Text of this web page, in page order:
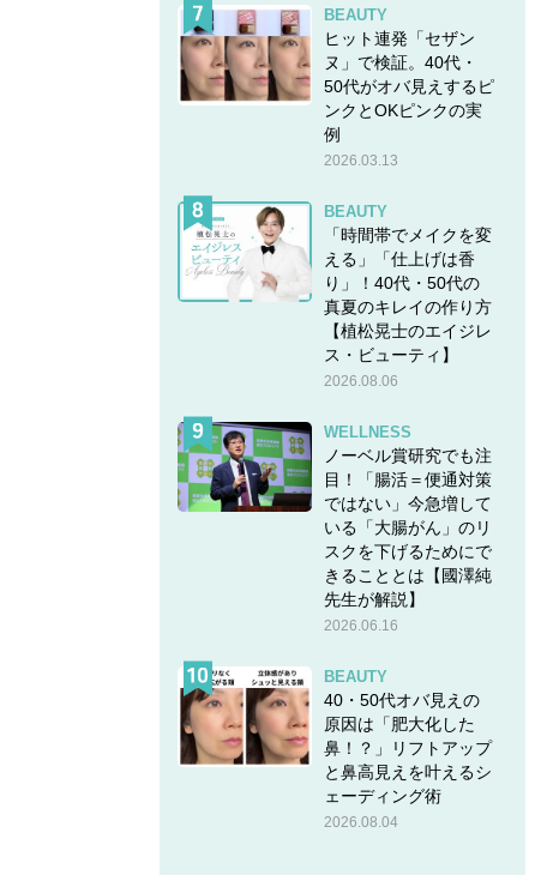
、マ
じ加
。
BEAUTY
ヒット連発「セザン
ヌ」で検証。40代・
50代がオバ見えするピ
ンクとOKピンクの実
例
2026.03.13
BEAUTY
「時間帯でメイクを変
える」「仕上げは香
り」！40代・50代の
真夏のキレイの作り方
【植松晃士のエイジレ
ス・ビューティ】
2026.08.06
WELLNESS
ノーベル賞研究でも注
目！「腸活＝便通対策
ではない」今急増して
いる「大腸がん」のリ
スクを下げるためにで
きることとは【國澤純
先生が解説】
2026.06.16
BEAUTY
40・50代オバ見えの
原因は「肥大化した
鼻！？」リフトアップ
と鼻高見えを叶えるシ
ェーディング術
2026.08.04